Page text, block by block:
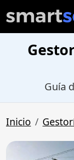
Guía
Inicio